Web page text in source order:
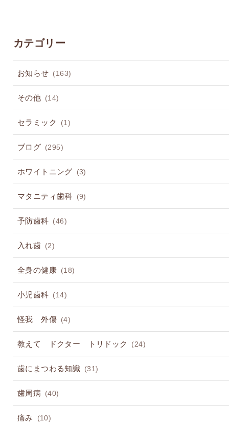
カテゴリー
お知らせ (163)
その他 (14)
セラミック (1)
ブログ (295)
ホワイトニング (3)
マタニティ歯科 (9)
予防歯科 (46)
入れ歯 (2)
全身の健康 (18)
小児歯科 (14)
怪我 外傷 (4)
教えて ドクター トリドック (24)
歯にまつわる知識 (31)
歯周病 (40)
痛み (10)